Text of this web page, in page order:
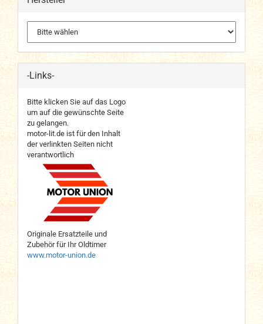
-Links-
Bitte klicken Sie auf das Logo
um auf die gewünschte Seite
zu gelangen.
motor-lit.de ist für den Inhalt
der verlinkten Seiten nicht
verantwortlich
Originale Ersatzteile und
Zubehör für Ihr Oldtimer
www.motor-union.de